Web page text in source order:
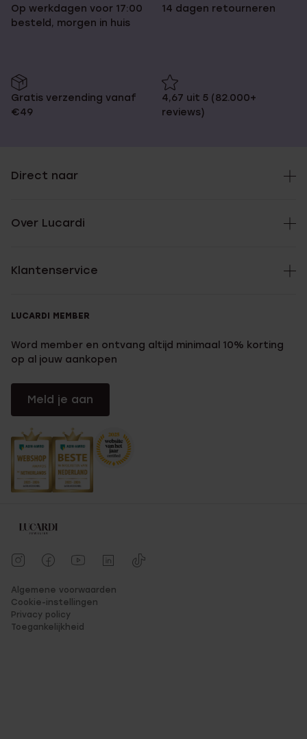
Op werkdagen voor 17:00
besteld, morgen in huis
14 dagen retourneren
Gratis verzending vanaf
€49
4,67 uit 5 (82.000+
reviews)
Direct naar
Over Lucardi
Klantenservice
LUCARDI MEMBER
Word member en ontvang altijd minimaal 10% korting
op al jouw aankopen
Meld je aan
Algemene voorwaarden
Cookie-instellingen
Privacy policy
Toegankelijkheid